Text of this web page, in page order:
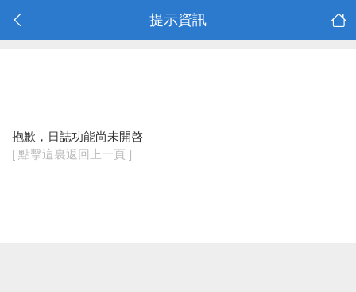
提示資訊
抱歉，日誌功能尚未開啓
[ 點擊這裏返回上一頁 ]